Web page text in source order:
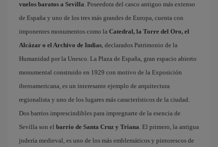
vuelos baratos a Sevilla. Poseedora del casco antiguo más extenso
de España y uno de los tres más grandes de Europa, cuenta con
imponentes monumentos como la Catedral, la Torre del Oro, el
Alcázar o el Archivo de Indias, declarados Patrimonio de la
Humanidad por la Unesco. La Plaza de España, gran espacio abierto
monumental construido en 1929 con motivo de la Exposición
iberoamericana, es un interesante ejemplo de arquitectura
regionalista y uno de los lugares más característicos de la ciudad.
Dos barrios imprescindibles para impregnarte de la esencia de
Sevilla son el barrio de Santa Cruz y Triana. El primero, la antigua
judería medieval, es uno de los más emblemáticos y pintorescos de